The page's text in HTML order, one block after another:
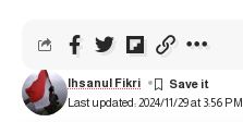
Last updated: 2024/11/29 at 3:56 PM
Ihsanul Fikri